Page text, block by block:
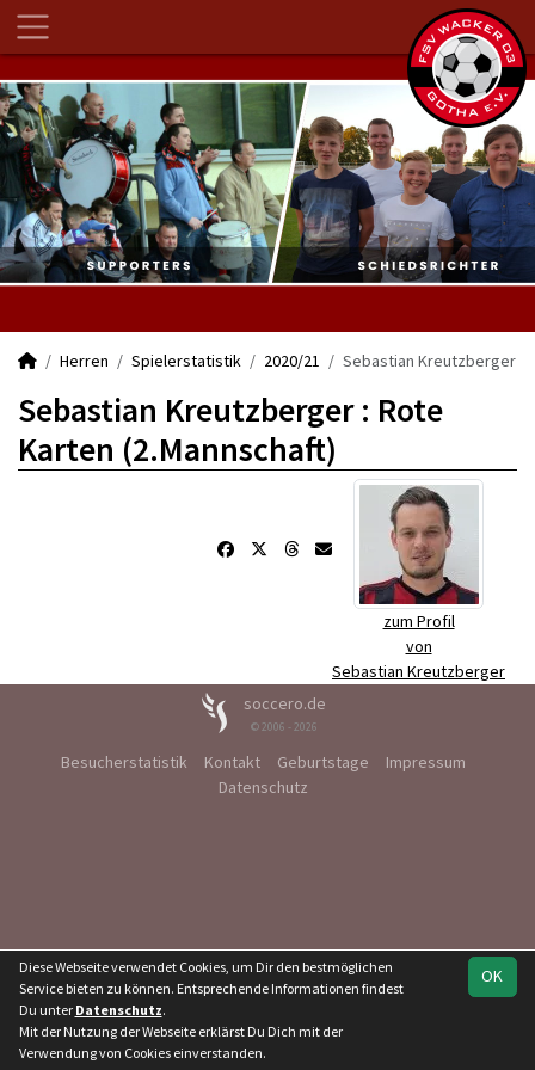
Herren Spielerstatistik 2020/21 Sebastian Kreutzberger
Sebastian Kreutzberger : Rote
Karten (2.Mannschaft)
zum Profil
von
Sebastian Kreutzberger
soccero.de
© 2006 - 2026
Besucherstatistik Kontakt Geburtstage
Impressum
Datenschutz
OK
Diese Webseite verwendet Cookies, um Dir den bestmöglichen
Service bieten zu können. Entsprechende Informationen findest
Du unter Datenschutz.
Mit der Nutzung der Webseite erklärst Du Dich mit der
Verwendung von Cookies einverstanden.